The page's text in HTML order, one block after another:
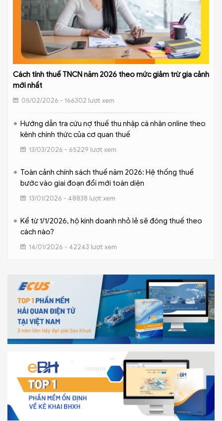
Cách tính thuế TNCN năm 2026 theo mức giảm trừ gia cảnh
mới nhất
05/02/2026 - 166302 lượt xem
Hướng dẫn tra cứu nợ thuế thu nhập cá nhân online theo
kênh chính thức của cơ quan thuế
13/03/2026 - 65229 lượt xem
Toàn cảnh chính sách thuế năm 2026: Hệ thống thuế
bước vào giai đoạn đổi mới toàn diện
13/01/2026 - 48838 lượt xem
Kể từ 1/1/2026, hộ kinh doanh nhỏ lẻ sẽ đóng thuế theo
cách nào?
14/01/2026 - 42243 lượt xem